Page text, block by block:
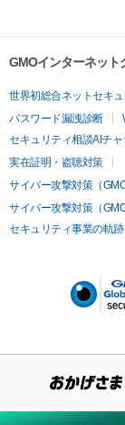
GMOインターネット
世界初総合ネットセキ
パスワード漏洩診断
セキュリティ相談AIチャ
実在証明・盗聴対策
サイバー攻撃対策（
サイバー攻撃対策（GMO
セキュリティ事業の軌跡